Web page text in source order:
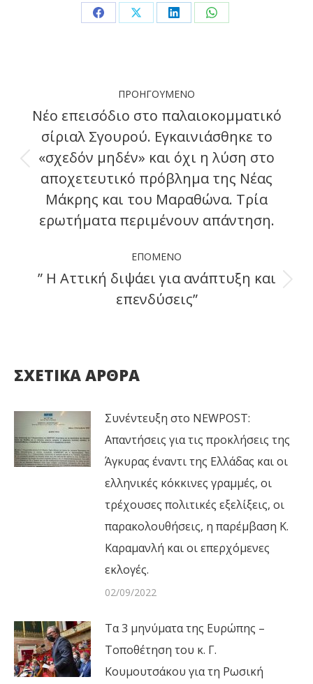
Share Share Share Share
navigation
ΠΡΟΗΓΟΎΜΕΝΟ
Previous
post:
Νέο επεισόδιο στο παλαιοκομματικό
σίριαλ Σγουρού. Εγκαινιάσθηκε το
«σχεδόν μηδέν» και όχι η λύση στο
αποχετευτικό πρόβλημα της Νέας
Μάκρης και του Μαραθώνα. Τρία
ερωτήματα περιμένουν απάντηση.
ΕΠΌΜΕΝΟ
Next
” Η Αττική διψάει για ανάπτυξη και
επενδύσεις”
ΣΧΕΤΙΚΑ ΑΡΘΡΑ
Συνέντευξη στο NEWPOST:
Απαντήσεις για τις προκλήσεις της
Άγκυρας έναντι της Ελλάδας και οι
ελληνικές κόκκινες γραμμές, οι
τρέχουσες πολιτικές εξελίξεις, οι
παρακολουθήσεις, η παρέμβαση Κ.
Καραμανλή και οι επερχόμενες
εκλογές.
02/09/2022
Τα 3 μηνύματα της Ευρώπης –
Τοποθέτηση του κ. Γ.
Κουμουτσάκου για τη Ρωσική